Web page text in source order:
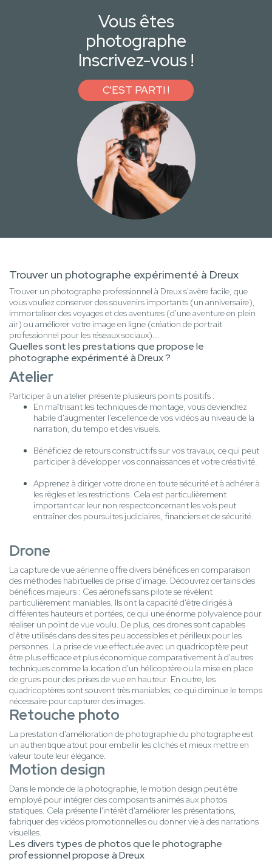
Vous êtes
photographe
Inscrivez-vous !
C'EST PARTI !
Trouver un photographe expérimenté à Dreux
Trouver un photographe professionnel à Dreux s'avère facile, que
vous vouliez conserver des souvenirs importants (un anniversaire),
immortaliser des voyages et des aventures (d'une aventure en plein
air) ou améliorer votre image en ligne (création de portrait
professionnel pour les réseaux sociaux)...
Quelles sont les prestations que propose le
photographe expérimenté à Dreux ?
Atelier
Participer à un atelier présente plusieurs points positifs :
En maîtrisant les techniques de montage, vous deviendrez
habile d'augmenter l'excellence de vos vidéos au niveau de la
narration, du tempo et des visuels.
Bénéficiez de retours constructifs sur vos travaux, ce qui peut
participer à développer vos connaissances et votre créativité.
Apprenez à diriger votre drone en toute sécurité et à adhérer à
les règles et les restrictions. Cela est particulièrement
important car leur non respectconcernant les vols peut
entraîner des poursuites judiciaires, financiers et de sécurité.
Drone
La capture de vue aérienne offre divers bénéfices en comparaison
des méthodes habituelles de prise d'image. Découvrez certains des
bénéfices majeurs : Ces aéronefs sans pilote se révèlent
particulièrement maniables. Ils ont la capacité d'être dirigés à
différentes hauteurs et portées, ce qui une énorme polyvalence pour
réaliser un point de vue voulu. De plus, ces drones sont capables
d'être utilisés dans des sites peu accessibles et périlleux pour les
personnes. La prise de vue effectuée avec un quadricoptère peut
être plus efficace et plus économique comparativement à d'autres
techniques comme la location d'un hélicoptère ou la mise en place
de grues pour des prises de vue en hauteur. En outre, les
quadricoptères sont souvent très maniables, ce qui diminue le temps
nécessaire pour capturer des images.
Retouche photo
La prestation d'amélioration de photographie du photographe est
un authentique atout pour embellir les clichés et mieux mettre en
valeur toute leur élégance.
Motion design
Dans le monde de la photographie, le motion design peut être
employé pour intégrer des composants animés aux photos
statiques. Cela présente l'intérêt d'améliorer les présentations,
fabriquer des vidéos promotionnelles ou donner vie à des narrations
visuelles.
Les divers types de photos que le photographe
professionnel propose à Dreux